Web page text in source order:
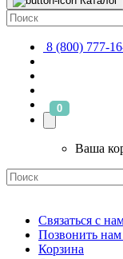
8 (800) 777-
0
Ваша
Связаться с
Позвонить нам
Корзина